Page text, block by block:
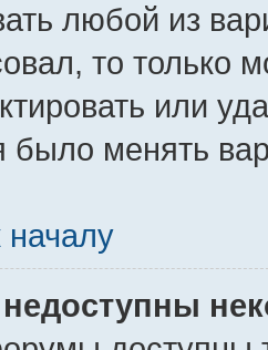
любой из
то только
или
было менять
началу